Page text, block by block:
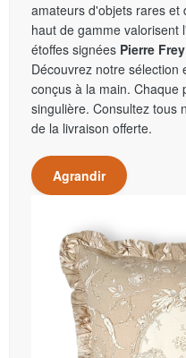
amateurs d'objets rares et
haut de gamme valorisent
étoffes signées Pierre Frey
Découvrez notre sélection
conçus à la main. Chaque
singulière. Consultez tous
de la livraison offerte.
Agrandir